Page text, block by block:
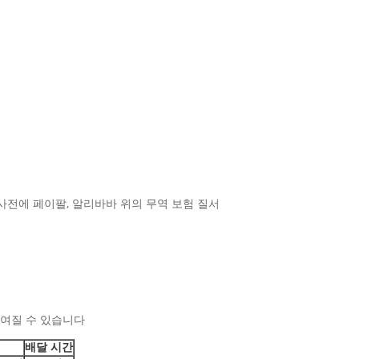
전에 페이팔, 알리바바 위의 무역 보험 질서
질 수 있습니다
배달 시간